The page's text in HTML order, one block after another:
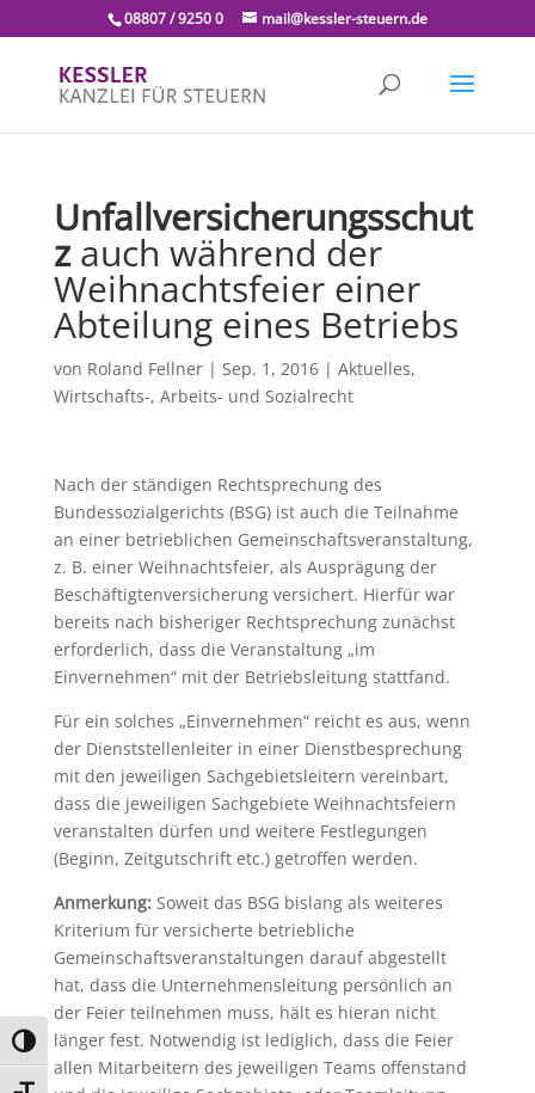
Umschalten auf hohe Kontraste
08807 / 9250 0 mail@kessler-steuern.de
Unfallversicherungsschut
zauch während der
Weihnachtsfeier einer
Abteilung eines Betriebs
von Roland Fellner| Sep. 1, 2016| Aktuelles,
Wirtschafts-, Arbeits- und Sozialrecht
Nach der ständigen Rechtsprechung des
Bundessozialgerichts (BSG) ist auch die Teilnahme
an einer betrieblichen Gemeinschaftsveranstaltung,
z. B. einer Weihnachtsfeier, als Ausprägung der
Beschäftigtenversicherung versichert. Hierfür war
bereits nach bisheriger Rechtsprechung zunächst
erforderlich, dass die Veranstaltung „im
Einvernehmen“ mit der Betriebsleitung stattfand.
Für ein solches „Einvernehmen“ reicht es aus, wenn
der Dienststellenleiter in einer Dienstbesprechung
mit den jeweiligen Sachgebietsleitern vereinbart,
dass die jeweiligen Sachgebiete Weihnachtsfeiern
veranstalten dürfen und weitere Festlegungen
(Beginn, Zeitgutschrift etc.) getroffen werden.
Anmerkung:Soweit das BSG bislang als weiteres
Kriterium für versicherte betriebliche
Gemeinschaftsveranstaltungen darauf abgestellt
hat, dass die Unternehmensleitung persönlich an
der Feier teilnehmen muss, hält es hieran nicht
länger fest. Notwendig ist lediglich, dass die Feier
allen Mitarbeitern des jeweiligen Teams offenstand